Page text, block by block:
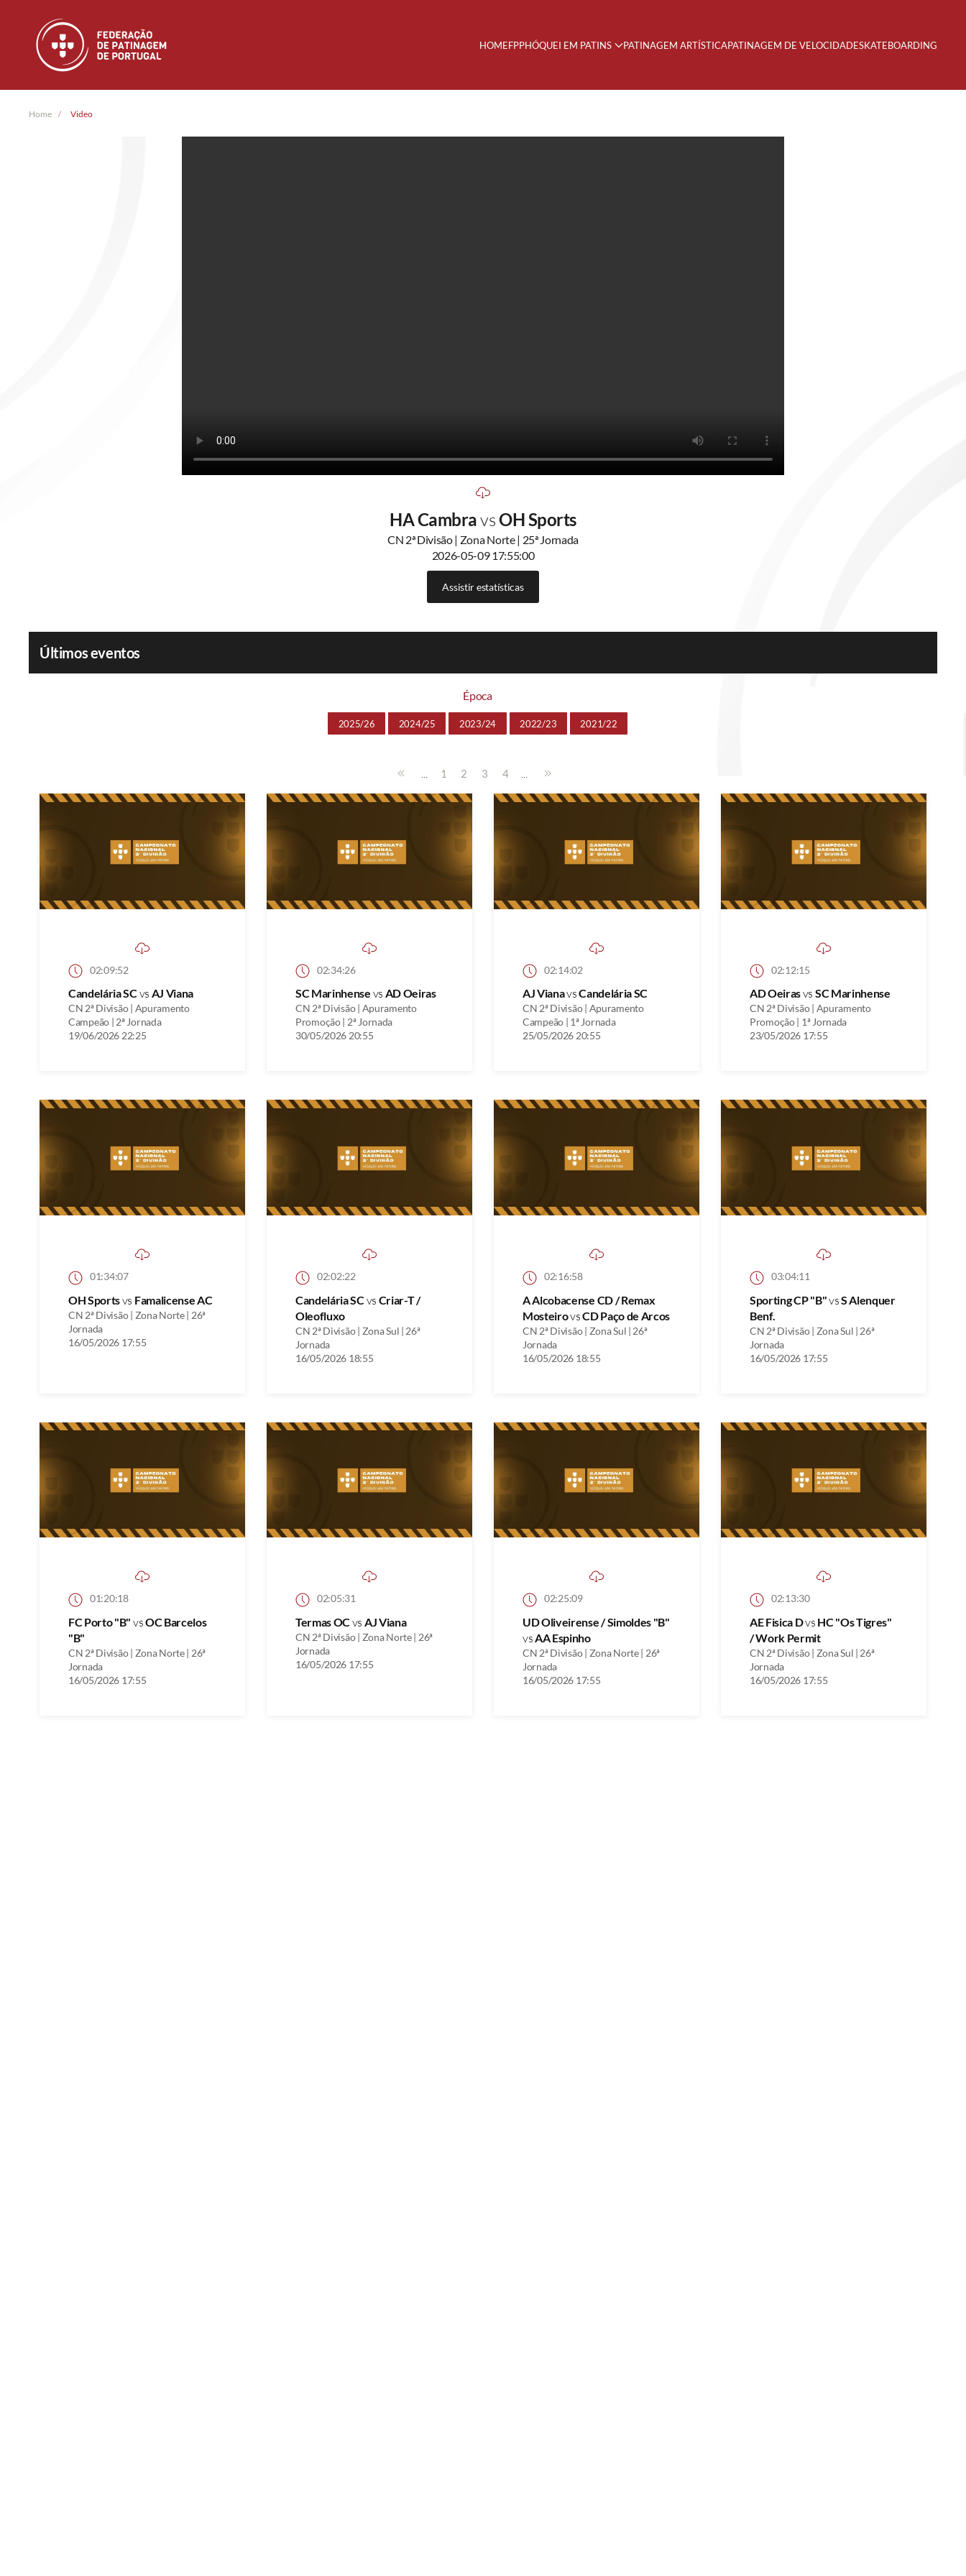
Skip to main content HOMEFPPHÓQUEI EM PATINS PATINAGEM ARTÍSTICAPATINAGEM DE VELOCIDADESKATEBOARDING
Home Video
HA CambravsOH Sports
CN 2ª Divisão | Zona Norte | 25ª Jornada
2026-05-09 17:55:00
Assistir estatísticas
Últimos eventos
Época
2025/26 2024/25 2023/24 2022/23 2021/22
... 1 2 3 4 ...
02:09:52
Candelária SCvs AJ Viana
CN 2ª Divisão | Apuramento
Campeão | 2ª Jornada
19/06/2026 22:25
02:34:26
SC Marinhense vs AD Oeiras
CN 2ª Divisão | Apuramento
Promoção | 2ª Jornada
30/05/2026 20:55
02:14:02
AJ VianavsCandelária SC
CN 2ª Divisão | Apuramento
Campeão | 1ª Jornada
25/05/2026 20:55
02:12:15
AD Oeirasvs SC Marinhense
CN 2ª Divisão | Apuramento
Promoção | 1ª Jornada
23/05/2026 17:55
01:34:07
OH Sportsvs Famalicense AC
CN 2ª Divisão | Zona Norte | 26ª
Jornada
16/05/2026 17:55
02:02:22
Candelária SCvs Criar-T /
Oleofluxo
CN 2ª Divisão | Zona Sul | 26ª
Jornada
16/05/2026 18:55
02:16:58
A Alcobacense CD / Remax
MosteirovsCD Paço de Arcos
CN 2ª Divisão | Zona Sul | 26ª
Jornada
16/05/2026 18:55
03:04:11
Sporting CP "B"vsS Alenquer
Benf.
CN 2ª Divisão | Zona Sul | 26ª
Jornada
16/05/2026 17:55
01:20:18
FC Porto "B" vsOC Barcelos
"B"
CN 2ª Divisão | Zona Norte | 26ª
Jornada
16/05/2026 17:55
02:05:31
Termas OCvs AJ Viana
CN 2ª Divisão | Zona Norte | 26ª
Jornada
16/05/2026 17:55
02:25:09
UD Oliveirense / Simoldes "B"
vsAA Espinho
CN 2ª Divisão | Zona Norte | 26ª
Jornada
16/05/2026 17:55
02:13:30
AE Fisica Dvs HC "Os Tigres"
/ Work Permit
CN 2ª Divisão | Zona Sul | 26ª
Jornada
16/05/2026 17:55